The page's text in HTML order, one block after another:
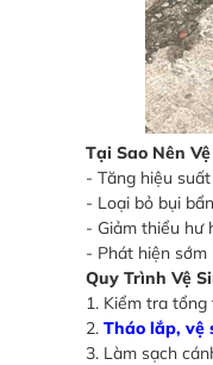
Tại Sao Nên
- Tăng hiệu
- Loại bỏ bụi
- Giảm thiểu hư
- Phát hiện
Quy Trình Vệ
1. Kiểm tra
2. Tháo lắp, vệ
3. Làm sạch